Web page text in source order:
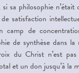
sa philosophie n’était
satisfaction
camp de
de synthèse dans
du Christ n’est
et un don jusqu’à la